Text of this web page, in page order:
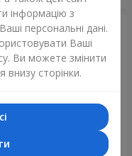
інформацію з
персональні дані.
Ваші
Ви можете змінити
внизу сторінки.